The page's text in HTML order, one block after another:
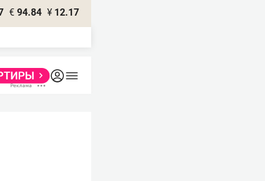
€ 94.84 ¥ 12.17